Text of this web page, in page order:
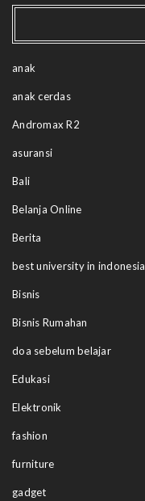
anak
anak cerdas
Andromax R2
asuransi
Bali
Belanja Online
Berita
best university in indonesia
Bisnis
Bisnis Rumahan
doa sebelum belajar
Edukasi
Elektronik
fashion
furniture
gadget